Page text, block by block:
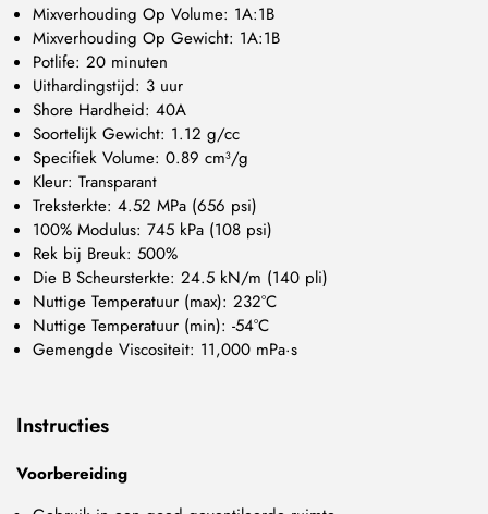
Mixverhouding Op Volume: 1A:1B
Mixverhouding Op Gewicht: 1A:1B
Potlife: 20 minuten
Uithardingstijd: 3 uur
Shore Hardheid: 40A
Soortelijk Gewicht: 1.12 g/cc
Specifiek Volume: 0.89 cm³/g
Kleur: Transparant
Treksterkte: 4.52 MPa (656 psi)
100% Modulus: 745 kPa (108 psi)
Rek bij Breuk: 500%
Die B Scheursterkte: 24.5 kN/m (140 pli)
Nuttige Temperatuur (max): 232°C
Nuttige Temperatuur (min): -54°C
Gemengde Viscositeit: 11,000 mPa·s
Instructies
Voorbereiding